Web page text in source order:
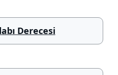
Derecesi